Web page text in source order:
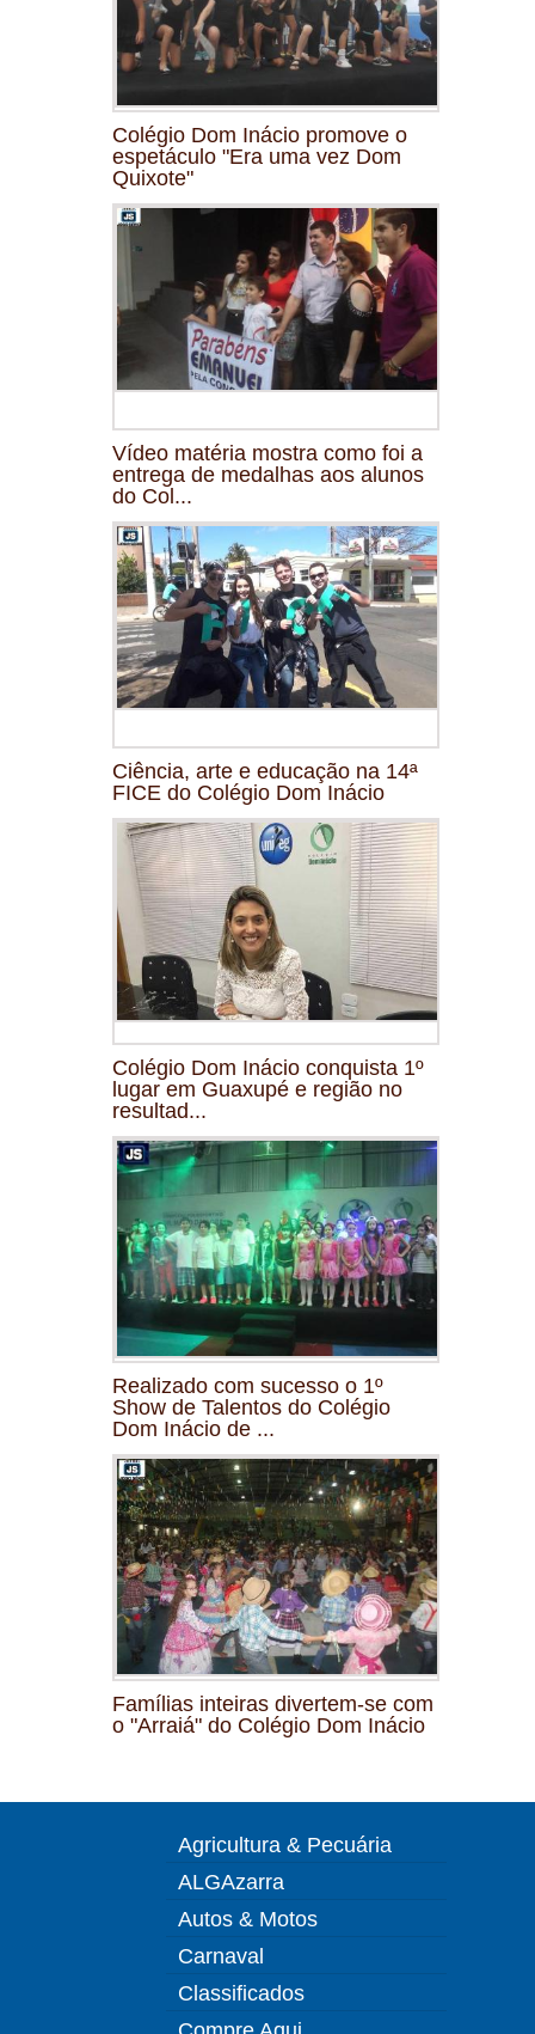
Colégio Dom Inácio promove o
espetáculo "Era uma vez Dom
Quixote"
Vídeo matéria mostra como foi a
entrega de medalhas aos alunos
do Col...
Ciência, arte e educação na 14ª
FICE do Colégio Dom Inácio
Colégio Dom Inácio conquista 1º
lugar em Guaxupé e região no
resultad...
Realizado com sucesso o 1º
Show de Talentos do Colégio
Dom Inácio de ...
Famílias inteiras divertem-se com
o "Arraiá" do Colégio Dom Inácio
Agricultura & Pecuária
ALGAzarra
Autos & Motos
Carnaval
Classificados